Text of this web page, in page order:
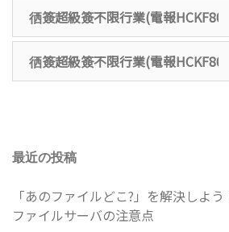
索:
索:
最近の投稿
「あのファイルどこ?」を解決しよ
ファイルサーバの注意点